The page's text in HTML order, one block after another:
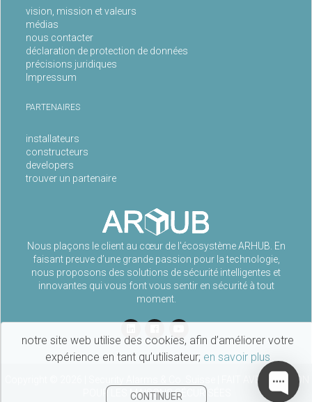
notre site web utilise des cookies, afin d’améliorer votre
expérience en tant qu’utilisateur; en savoir plus
CONTINUER
Nous plaçons le client au cœur de l'écosystème ARHUB. En
faisant preuve d’une grande passion pour la technologie,
nous proposons des solutions de sécurité intelligentes et
innovantes qui vous font vous sentir en sécurité à tout
moment.
vision, mission et valeurs
médias
nous contacter
déclaration de protection de données
précisions juridiques
Impressum
PARTENAIRES
installateurs
constructeurs
developers
trouver un partenaire
| Security Alarms & Co. Suisse | FAIT AVEC PASSION
POUR LES MAISONS SÉCURISÉES